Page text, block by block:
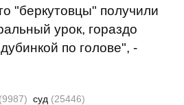
"беркутовцы" получили
урок, гораздо
по голове", -
(9987) суд (25446)